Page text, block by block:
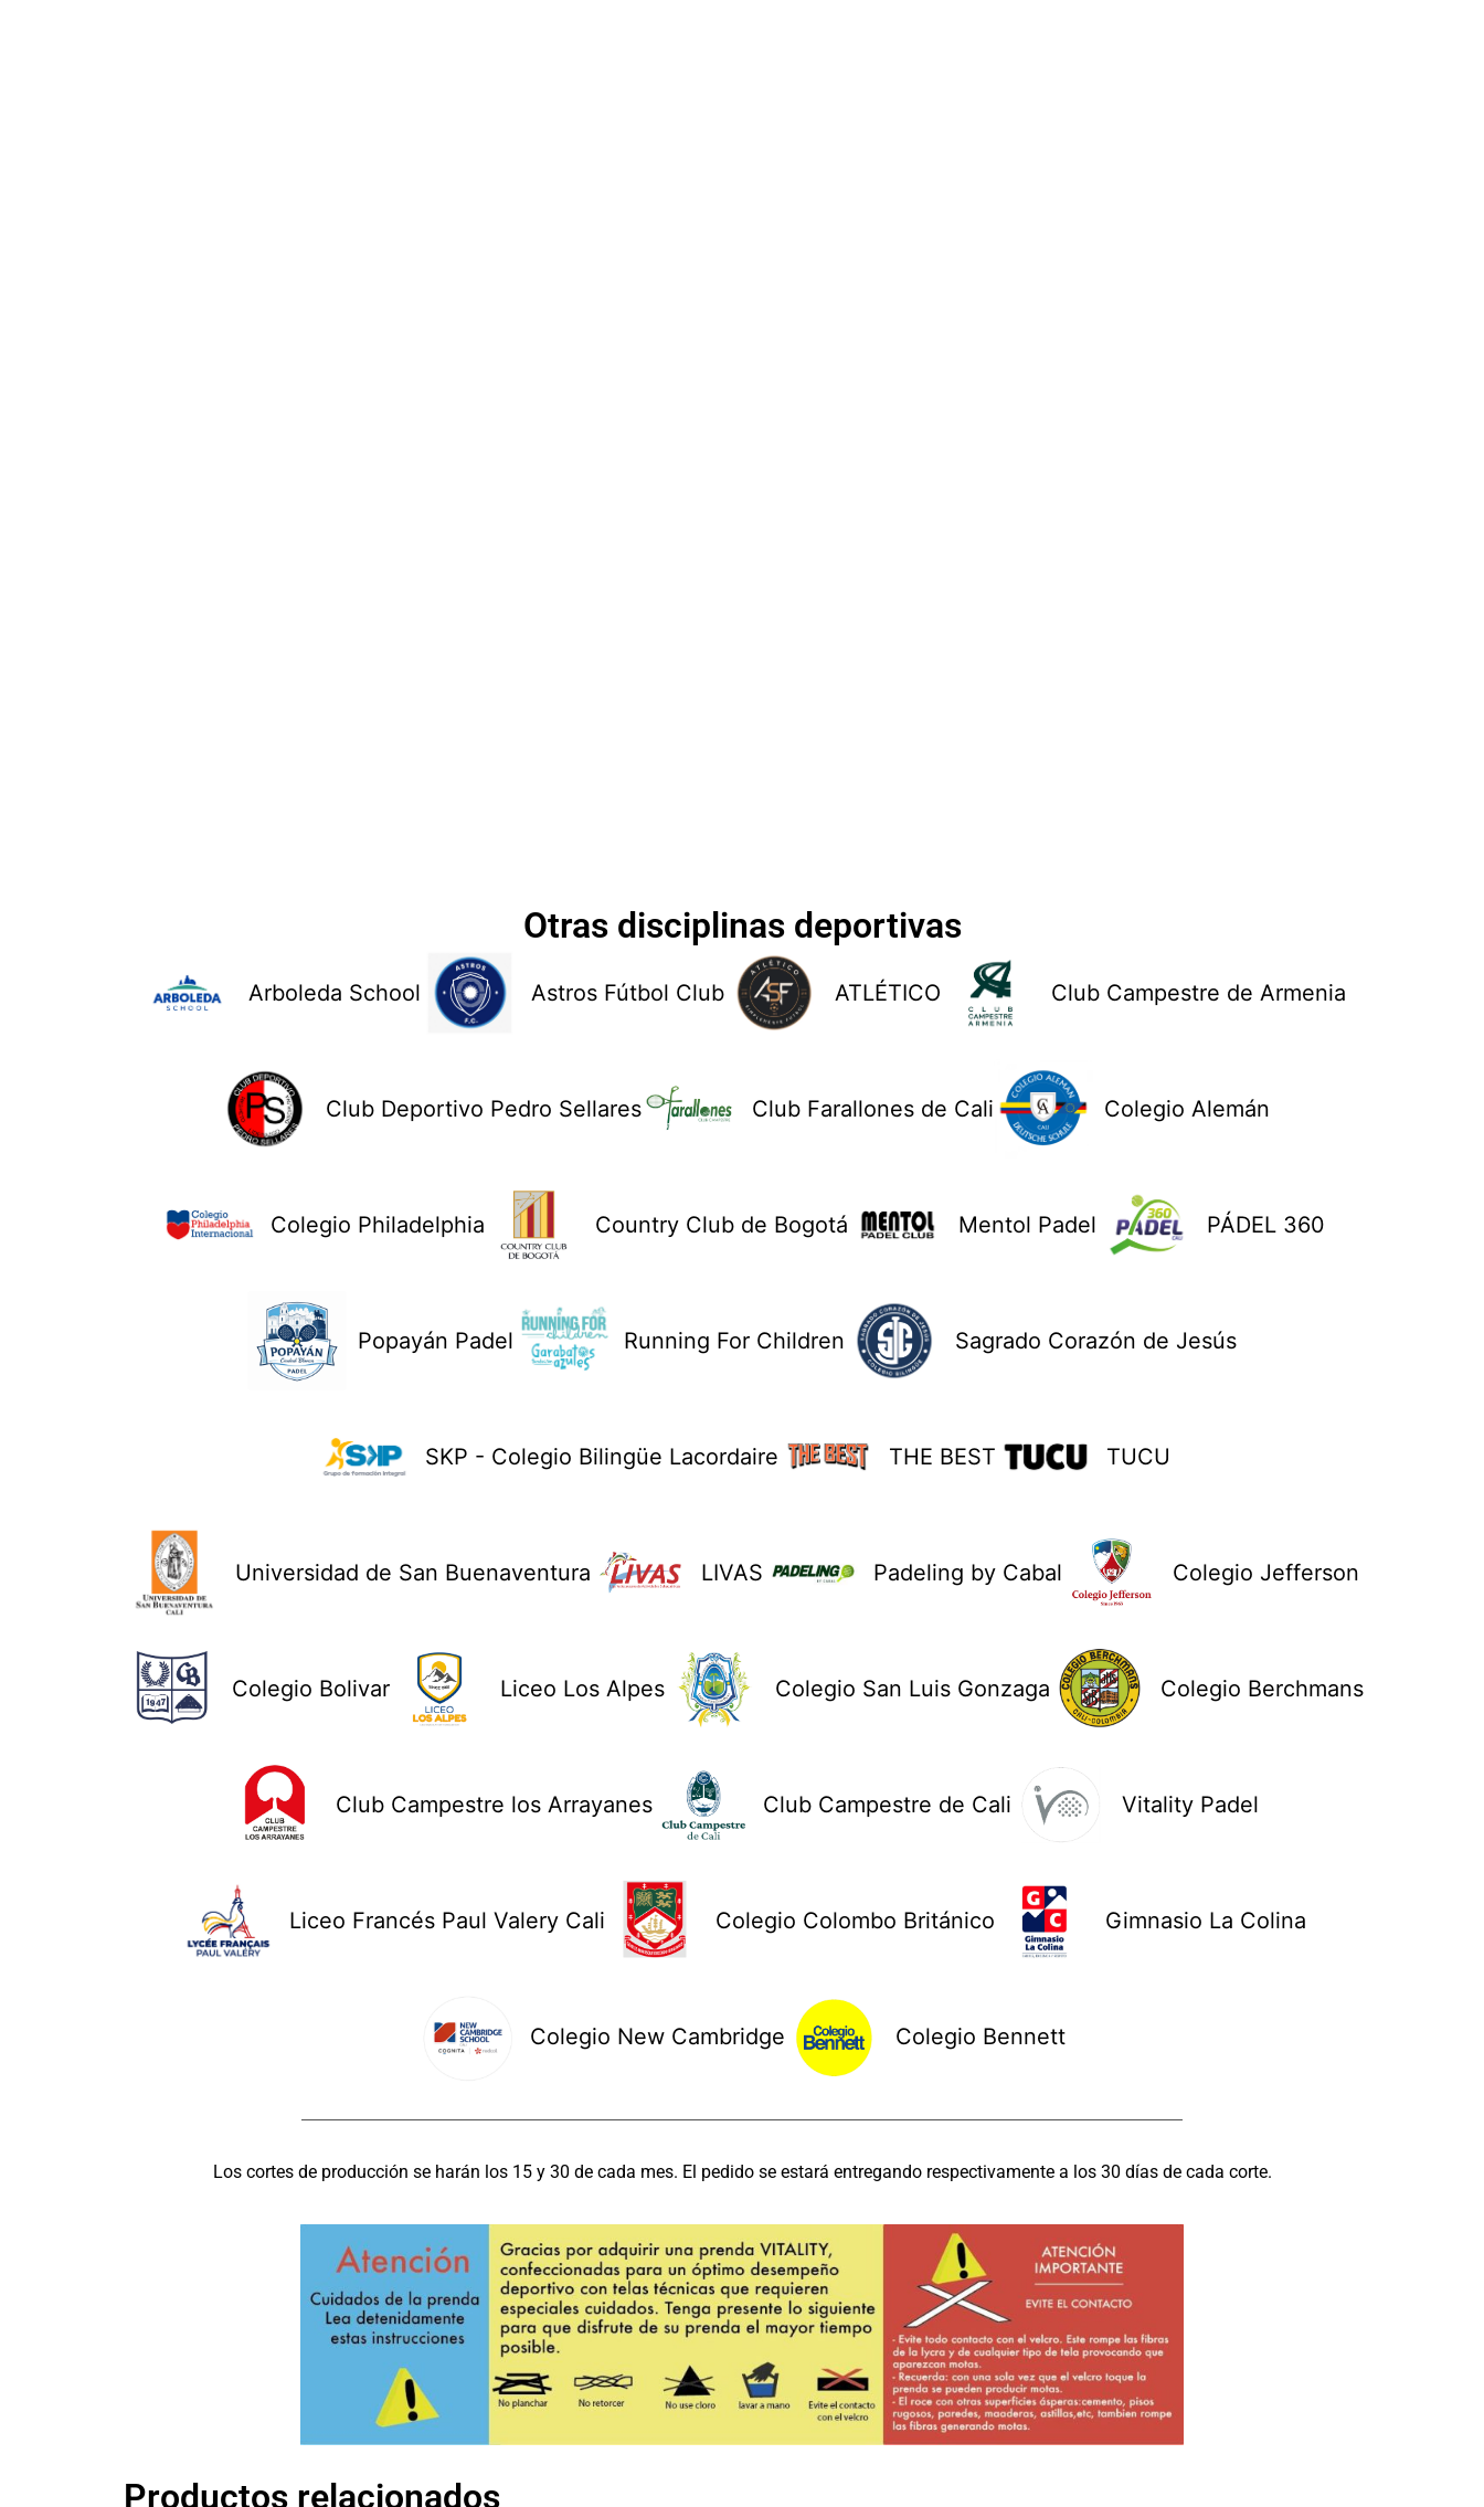
Otras disciplinas deportivas
Arboleda School Astros Fútbol Club ATLÉTICO Club Campestre de Armenia
Club Deportivo Pedro Sellares Club Farallones de Cali Colegio Alemán
Colegio Philadelphia Country Club de Bogotá Mentol Padel PÁDEL 360
Popayán Padel Running For Children Sagrado Corazón de Jesús
SKP - Colegio Bilingüe Lacordaire THE BEST TUCU
Universidad de San Buenaventura LIVAS Padeling by Cabal Colegio Jefferson
Colegio Bolivar Liceo Los Alpes Colegio San Luis Gonzaga Colegio Berchmans
Club Campestre los Arrayanes Club Campestre de Cali Vitality Padel
Liceo Francés Paul Valery Cali Colegio Colombo Británico Gimnasio La Colina
Colegio New Cambridge Colegio Bennett
Los cortes de producción se harán los 15 y 30 de cada mes. El pedido se estará entregando respectivamente a los 30 días de cada corte.
Productos relacionados